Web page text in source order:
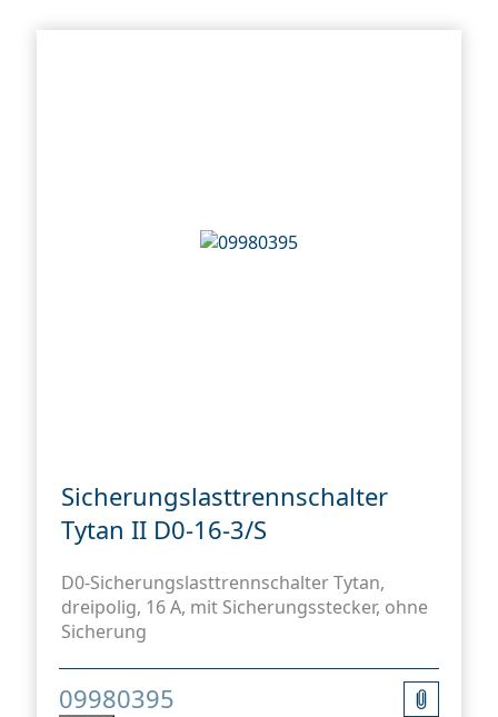
Sicherungslasttrennschalter
Tytan II D0-16-3/S
D0-Sicherungslasttrennschalter Tytan,
dreipolig, 16 A, mit Sicherungsstecker, ohne
Sicherung
09980395